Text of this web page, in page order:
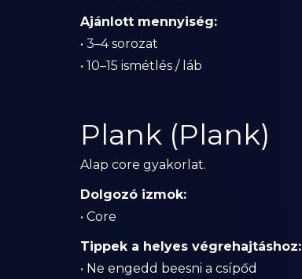
Ajánlott mennyiség:
• 3–4 sorozat
• 10–15 ismétlés / láb
Plank (Plank)
Alap core gyakorlat.
Dolgozó izmok:
• Core
Tippek a helyes végrehajtáshoz:
• Ne engedd beesni a csípőd